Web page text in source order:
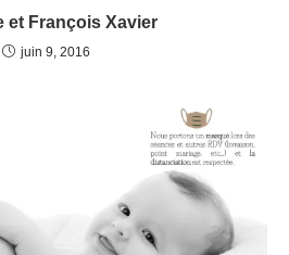
et François Xavier
juin 9, 2016